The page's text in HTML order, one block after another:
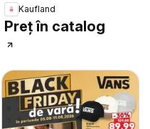
Kaufland
Preț în catalog